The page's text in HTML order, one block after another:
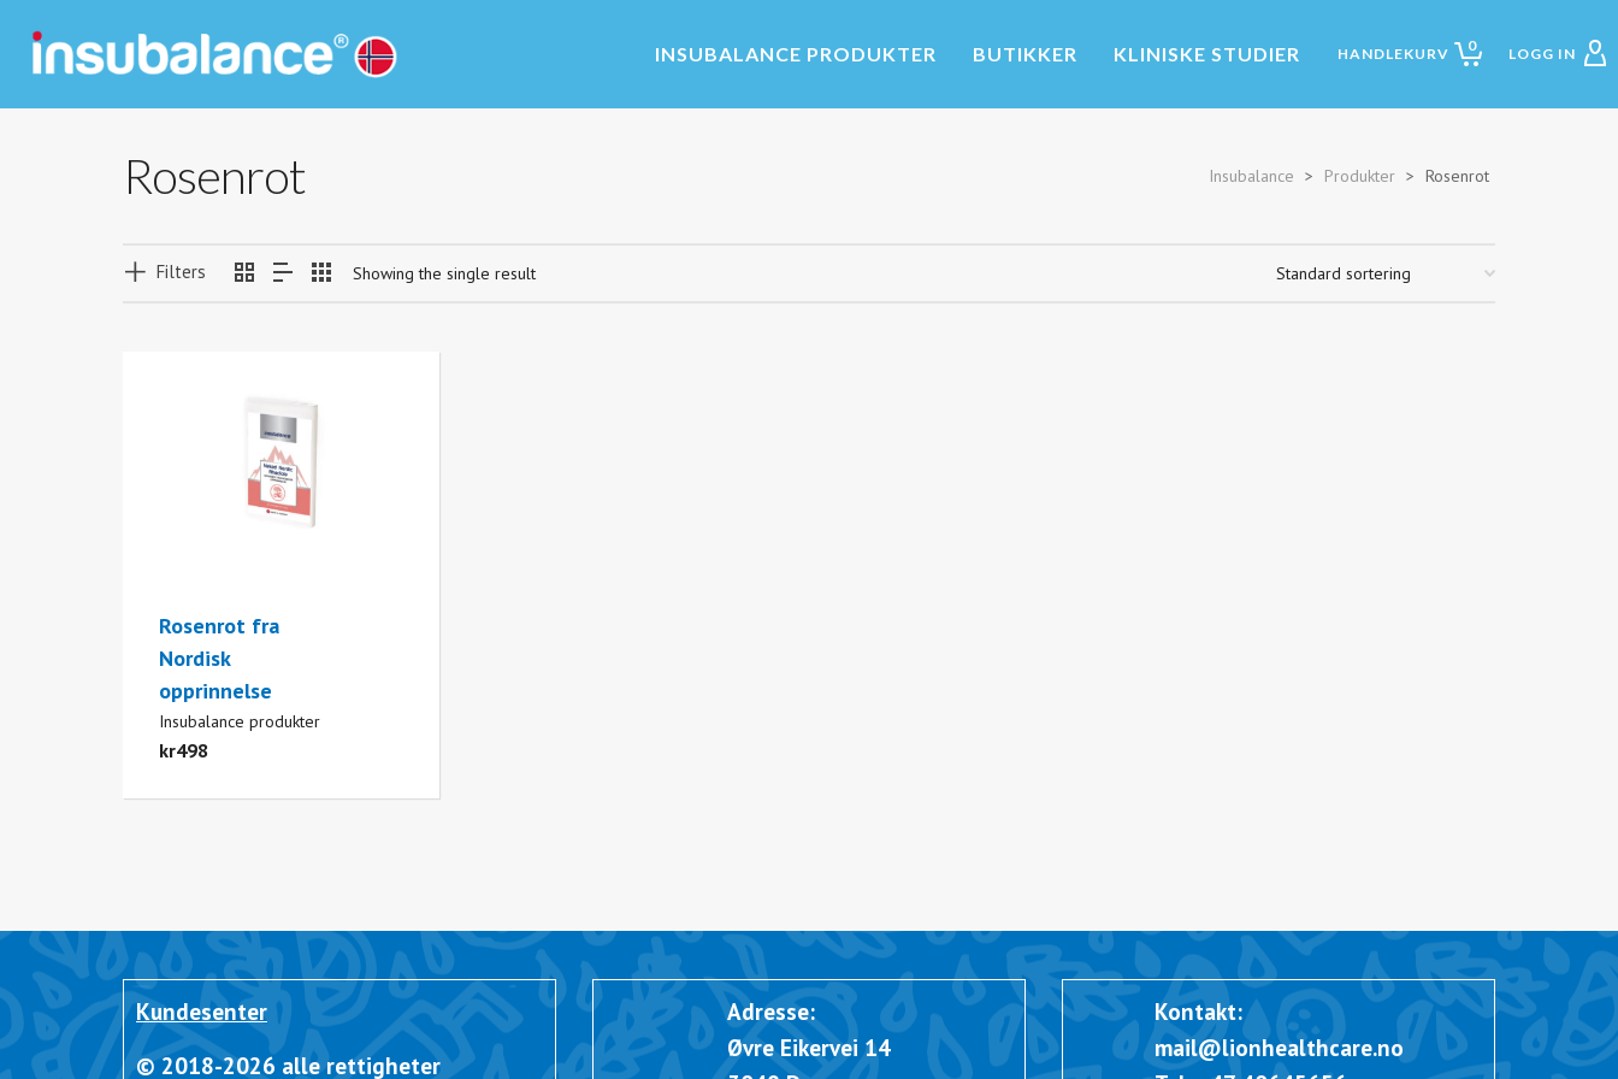
0
INSUBALANCE PRODUKTER BUTIKKER KLINISKE STUDIER
Rosenrot Insubalance > Produkter > Rosenrot
Filters Showing the single result
Rosenrot fra
Nordisk
opprinnelse
Insubalance produkter
kr498
Kundesenter
© 2018-2026 alle rettigheter
Adresse:
Øvre Eikervei 14
Kontakt:
h
i @ n
l t n
i h
m e .
a
a l ca
o e
l r
o